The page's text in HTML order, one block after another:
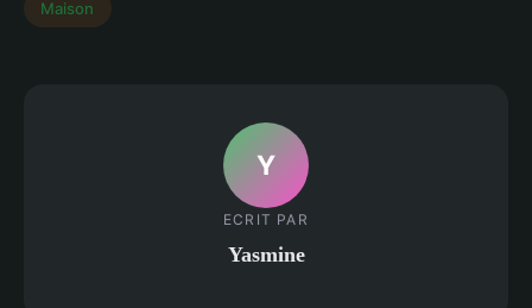
Maison
Y
ECRIT PAR
Yasmine